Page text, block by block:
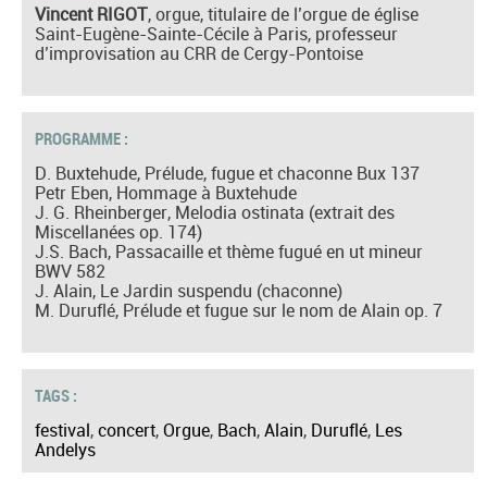
Vincent RIGOT, orgue, titulaire de l’orgue de église
Saint-Eugène-Sainte-Cécile à Paris, professeur
d’improvisation au CRR de Cergy-Pontoise
PROGRAMME :
D. Buxtehude, Prélude, fugue et chaconne Bux 137
Petr Eben, Hommage à Buxtehude
J. G. Rheinberger, Melodia ostinata (extrait des
Miscellanées op. 174)
J.S. Bach, Passacaille et thème fugué en ut mineur
BWV 582
J. Alain, Le Jardin suspendu (chaconne)
M. Duruflé, Prélude et fugue sur le nom de Alain op. 7
TAGS :
festival,concert,Orgue, Bach,Alain, Duruflé, Les
Andelys